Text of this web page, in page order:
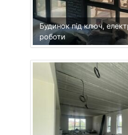
Будинок під ключ,
роботи